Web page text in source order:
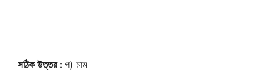
সঠিক উত্তর : গ) মাম